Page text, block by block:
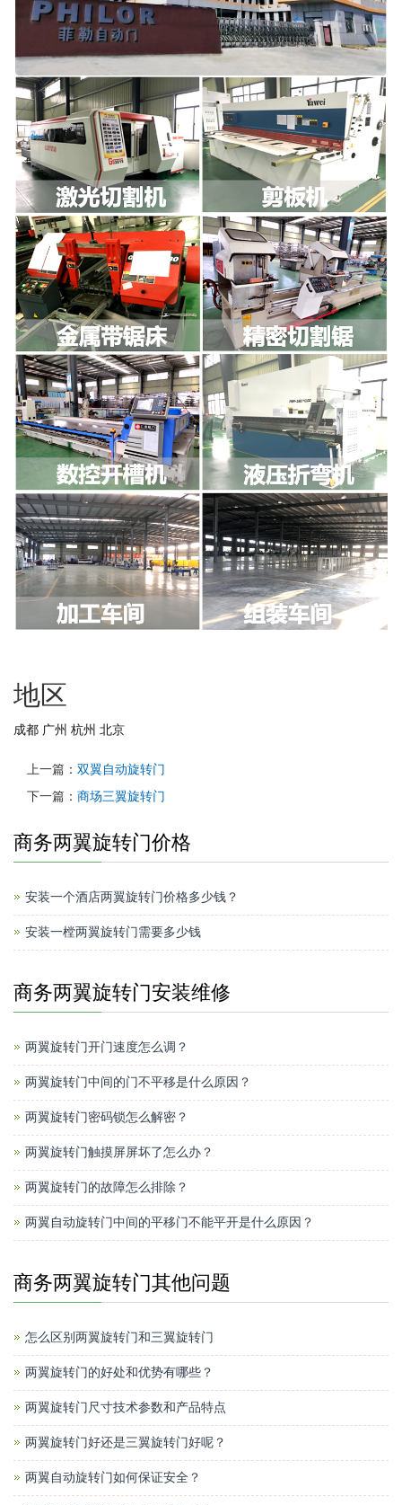
地区
成都 广州 杭州 北京
上一篇： 双翼自动旋转门
下一篇： 商场三翼旋转门
商务两翼旋转门价格
安装一个酒店两翼旋转门价格多少钱？
安装一樘两翼旋转门需要多少钱
商务两翼旋转门安装维修
两翼旋转门开门速度怎么调？
两翼旋转门中间的门不平移是什么原因？
两翼旋转门密码锁怎么解密？
两翼旋转门触摸屏屏坏了怎么办？
两翼旋转门的故障怎么排除？
两翼自动旋转门中间的平移门不能平开是什么原因？
商务两翼旋转门其他问题
怎么区别两翼旋转门和三翼旋转门
两翼旋转门的好处和优势有哪些？
两翼旋转门尺寸技术参数和产品特点
两翼旋转门好还是三翼旋转门好呢？
两翼自动旋转门如何保证安全？